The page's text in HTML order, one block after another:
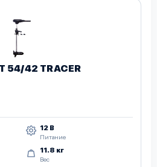
54/42 TRACER
12 В
Питание
11.8 кг
Вес